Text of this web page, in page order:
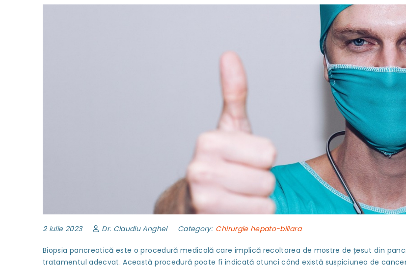
2 iulie 2023 Dr. Claudiu Anghel Category: Chirurgie hepato-biliara
Biopsia pancreatică este o procedură medicală care implică recoltarea de mostre de țesut din
tratamentul adecvat. Această procedură poate fi indicată atunci când există suspiciunea de